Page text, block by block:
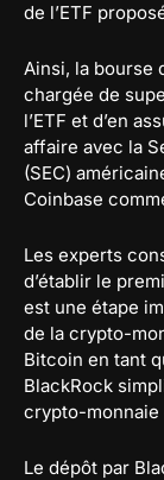
de l’ETF
Ainsi, la bourse
chargée de
l’ETF et d’en
affaire avec la
(SEC)
Coinbase
Les experts
d’établir le
est une étape
de la crypto-
Bitcoin en tant
BlackRock
crypto-monnaie
Le dépôt par